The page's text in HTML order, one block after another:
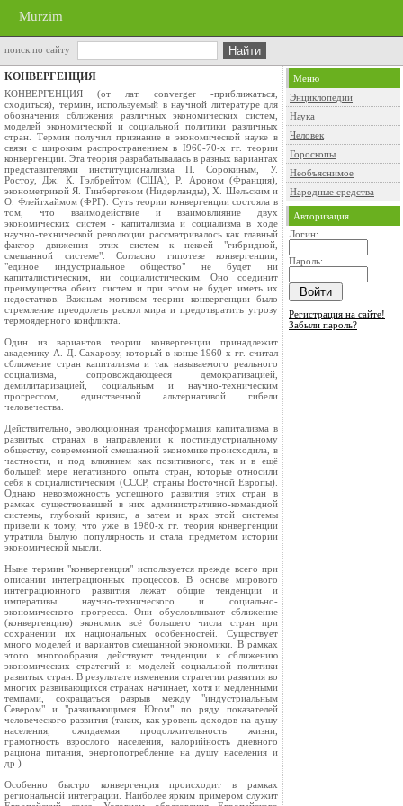
Murzim
поиск по сайту
КОНВЕРГЕНЦИЯ
КОНВЕРГЕНЦИЯ (от лат. converger -приближаться,
сходиться), термин, используемый в научной литературе для
обозначения сближения различных экономических систем,
моделей экономической и социальной политики различных
стран. Термин получил признание в экономической науке в
связи с широким распространением в I960-70-х гг. теории
конвергенции. Эта теория разрабатывалась в разных вариантах
представителями институционализма П. Сорокиным, У.
Ростоу, Дж. К. Гэлбрейтом (США), Р. Ароном (Франция),
эконометрикой Я. Тинбергеном (Нидерланды), X. Шельским и
О. Флейтхаймом (ФРГ). Суть теории конвергенции состояла в
том, что взаимодействие и взаимовлияние двух
экономических систем - капитализма и социализма в ходе
научно-технической революции рассматривалось как главный
фактор движения этих систем к некоей "гибридной,
смешанной системе". Согласно гипотезе конвергенции,
"единое индустриальное общество" не будет ни
капиталистическим, ни социалистическим. Оно соединит
преимущества обеих систем и при этом не будет иметь их
недостатков. Важным мотивом теории конвергенции было
стремление преодолеть раскол мира и предотвратить угрозу
термоядерного конфликта.
Один из вариантов теории конвергенции принадлежит
академику А. Д. Сахарову, который в конце 1960-х гг. считал
сближение стран капитализма и так называемого реального
социализма, сопровождающееся демократизацией,
демилитаризацией, социальным и научно-техническим
прогрессом, единственной альтернативой гибели
человечества.
Действительно, эволюционная трансформация капитализма в
развитых странах в направлении к постиндустриальному
обществу, современной смешанной экономике происходила, в
частности, и под влиянием как позитивного, так и в ещё
большей мере негативного опыта стран, которые относили
себя к социалистическим (СССР, страны Восточной Европы).
Однако невозможность успешного развития этих стран в
рамках существовавшей в них административно-командной
системы, глубокий кризис, а затем и крах этой системы
привели к тому, что уже в 1980-х гг. теория конвергенции
утратила былую популярность и стала предметом истории
экономической мысли.
Ныне термин "конвергенция" используется прежде всего при
описании интеграционных процессов. В основе мирового
интеграционного развития лежат общие тенденции и
императивы научно-технического и социально-
экономического прогресса. Они обусловливают сближение
(конвергенцию) экономик всё большего числа стран при
сохранении их национальных особенностей. Существует
много моделей и вариантов смешанной экономики. В рамках
этого многообразия действуют тенденции к сближению
экономических стратегий и моделей социальной политики
развитых стран. В результате изменения стратегии развития во
многих развивающихся странах начинает, хотя и медленными
темпами, сокращаться разрыв между "индустриальным
Севером" и "развивающимся Югом" по ряду показателей
человеческого развития (таких, как уровень доходов на душу
населения, ожидаемая продолжительность жизни,
грамотность взрослого населения, калорийность дневного
рациона питания, энергопотребление на душу населения и
др.).
Особенно быстро конвергенция происходит в рамках
региональной интеграции. Наиболее ярким примером служит
Меню
Энциклопедии
Наука
Человек
Гороскопы
Необъяснимое
Народные средства
Авторизация
Логин:
Пароль:
Регистрация на сайте!
Забыли пароль?